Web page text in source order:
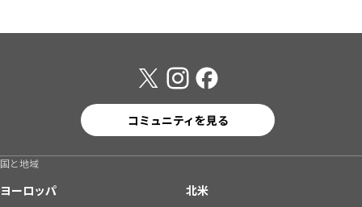
コミュニティを見る
国と地域
ヨーロッパ
北米